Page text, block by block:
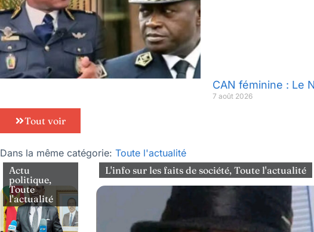
CAN féminine : Le
7 août 2026
Tout voir
Dans la même catégorie: Toute l'actualité
Actu
politique,
Toute
l'actualité
L'info sur les faits de société, Toute l'actualité